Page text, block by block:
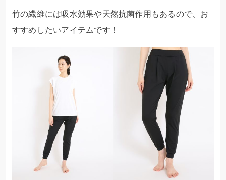
竹の繊維には吸水効果や天然抗菌作用もあるので、お
すすめしたいアイテムです！